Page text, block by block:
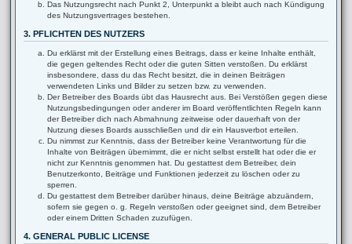
Das Nutzungsrecht nach Punkt 2, Unterpunkt a bleibt auch nach Kündigung
des Nutzungsvertrages bestehen.
3. PFLICHTEN DES NUTZERS
Du erklärst mit der Erstellung eines Beitrags, dass er keine Inhalte enthält,
die gegen geltendes Recht oder die guten Sitten verstoßen. Du erklärst
insbesondere, dass du das Recht besitzt, die in deinen Beiträgen
verwendeten Links und Bilder zu setzen bzw. zu verwenden.
Der Betreiber des Boards übt das Hausrecht aus. Bei Verstößen gegen diese
Nutzungsbedingungen oder anderer im Board veröffentlichten Regeln kann
der Betreiber dich nach Abmahnung zeitweise oder dauerhaft von der
Nutzung dieses Boards ausschließen und dir ein Hausverbot erteilen.
Du nimmst zur Kenntnis, dass der Betreiber keine Verantwortung für die
Inhalte von Beiträgen übernimmt, die er nicht selbst erstellt hat oder die er
nicht zur Kenntnis genommen hat. Du gestattest dem Betreiber, dein
Benutzerkonto, Beiträge und Funktionen jederzeit zu löschen oder zu
sperren.
Du gestattest dem Betreiber darüber hinaus, deine Beiträge abzuändern,
sofern sie gegen o. g. Regeln verstoßen oder geeignet sind, dem Betreiber
oder einem Dritten Schaden zuzufügen.
4. GENERAL PUBLIC LICENSE